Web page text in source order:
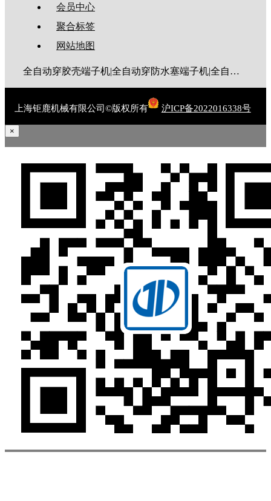
会员中心
聚合标签
网站地图
全自动穿胶壳端子机|全自动穿防水塞端子机|全自动穿热缩管端子机|全自动穿护套端子机|全自动穿号码管端子机|全自动端子机|全自动穿防水栓端子机|端子压着机|端子压接机|静音端子机|多芯线端子机|护套线端子机|全自动排线端子机|新能源大平方压接机|电脑剥线机|自动剥线机|裁线机|剥线机
上海钜鹿机械有限公司©版权所有 沪ICP备2022016338号
×